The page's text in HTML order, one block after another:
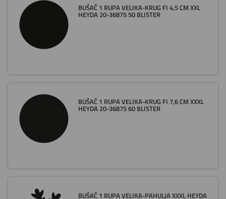
BUŠAČ 1 RUPA VELIKA-KRUG FI 4,5 CM XXL
HEYDA 20-36875 50 BLISTER
BUŠAČ 1 RUPA VELIKA-KRUG FI 7,6 CM XXXL
HEYDA 20-36875 60 BLISTER
BUŠAČ 1 RUPA VELIKA-PAHULJA XXXL HEYDA